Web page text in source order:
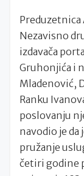
Preduzetnica
Nezavisno
izdavača
Gruhonjića i
Mladenović,
Ranku
poslovanju
navodio je
pružanje
četiri godine